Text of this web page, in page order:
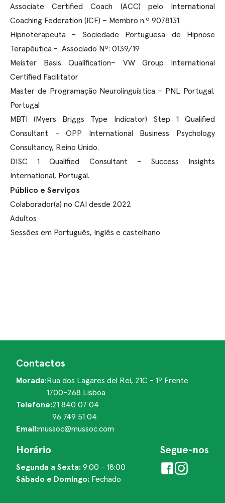
Associate Certified Coach (ACC) pelo International
Coaching Federation (ICF) – Membro n.º 9078131.
Hipnoterapeuta - Sociedade Portuguesa de Hipnose
Terapêutica - Associado Nº: 0139/19
Meister Basis Qualification– VW Group International
Certified Facilitator
Master de Programação Neurolinguística – PNL Portugal,
Portugal
MBTI (Myers Briggs Type Indicator) Step 1 Qualified
Consultant - OPP International Business Psychology
Consultancy, Reino Unido.
DISC 1 Qualified Consultant - Success Insights
International, Portugal.
Público e Serviços
Colaborador(a) no CAI desde 2022
Adultos
Sessões em Português, Inglês e castelhano
Contactos
Morada: Rua dos Lagares del Rei, 21C - 1º Frente
1700-268 Lisboa
Telefone:21 840 07 04
96 749 51 04
Email:mussoc@mussoc.com
Horário
Segunda a Sexta: 9:00 - 18:00
Sábado e Domingo: Fechado
Segue-nos